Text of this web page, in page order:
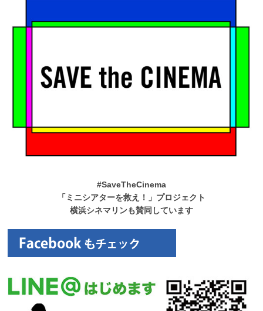
#SaveTheCinema
「ミニシアターを救え！」プロジェクト
横浜シネマリンも賛同しています